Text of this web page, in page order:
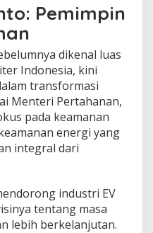
Pemimpin
dikenal luas
Indonesia, kini
transformasi
Menteri Pertahanan,
pada keamanan
energi yang
integral dari
industri EV
tentang masa
lebih berkelanjutan.